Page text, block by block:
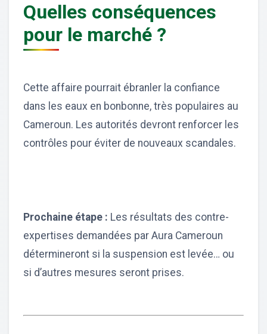
Quelles conséquences
pour le marché ?
Cette affaire pourrait ébranler la confiance
dans les eaux en bonbonne, très populaires au
Cameroun. Les autorités devront renforcer les
contrôles pour éviter de nouveaux scandales.
Prochaine étape : Les résultats des contre-
expertises demandées par Aura Cameroun
détermineront si la suspension est levée… ou
si d’autres mesures seront prises.